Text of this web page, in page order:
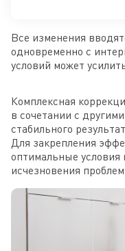
Все изменения
одновременно с
условий может
Комплексная
в сочетании с
стабильного
Для закрепления
оптимальные условия
исчезновения